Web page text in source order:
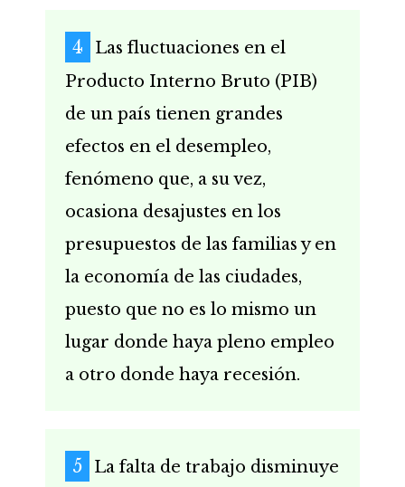
Las fluctuaciones en el
Producto Interno Bruto (PIB)
de un país tienen grandes
efectos en el desempleo,
fenómeno que, a su vez,
ocasiona desajustes en los
presupuestos de las familias y en
la economía de las ciudades,
puesto que no es lo mismo un
lugar donde haya pleno empleo
a otro donde haya recesión.
La falta de trabajo disminuye